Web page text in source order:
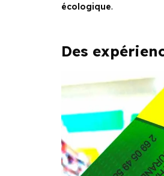
écologique.
Des